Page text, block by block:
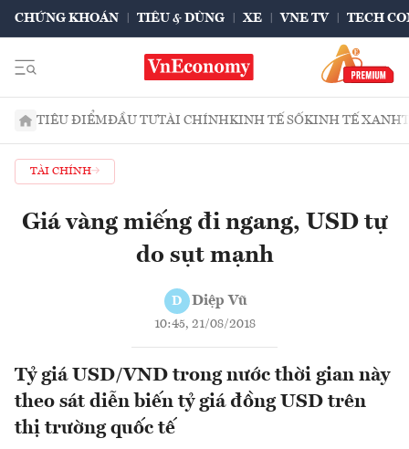
CHỨNG KHOÁN TIÊU & DÙNG XE VNE TV TECH
TIÊU ĐIỂMĐẦU TƯTÀI CHÍNHKINH TẾ SỐKINH TẾ XANH
TÀI CHÍNH
Giá vàng miếng đi ngang, USD tự
do sụt mạnh
D Diệp Vũ
10:45, 21/08/2018
Tỷ giá USD/VND trong nước thời gian này
theo sát diễn biến tỷ giá đồng USD trên
thị trường quốc tế